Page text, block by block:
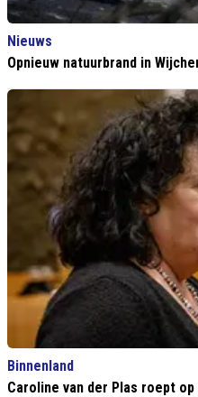
Nieuws
Opnieuw natuurbrand in
Binnenland
Caroline van der Plas roept